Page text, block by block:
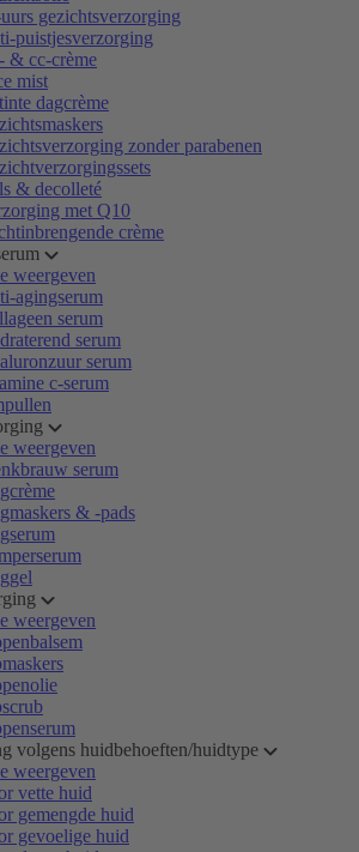
gezichtsverzorging
puistjesverzorging
& cc-crème
mist
dagcrème
zonder parabenen
& decolleté
met Q10
crème
weergeven
agingserum
serum
serum
serum
c-serum
weergeven
serum
& -pads
weergeven
volgens huidbehoeften/huidtype
weergeven
vette huid
gemengde huid
gevoelige huid